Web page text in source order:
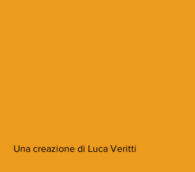
Una creazione di Luca Veritti